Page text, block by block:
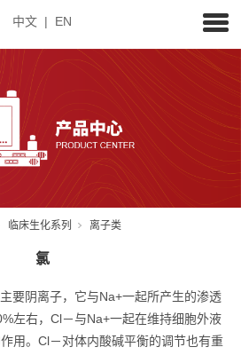
中文 | EN
临床生化系列 离子类
氯
要阴离子，它与Na+一起所产生的渗透
左右，Cl－与Na+一起在维持细胞外液
用。Cl－对体内酸碱平衡的调节也有重